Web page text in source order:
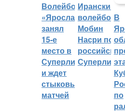
Волейбольный
«Ярославич»
занял
15-е
место в
Суперлиге
и ждет
стыковых
матчей
Иранский
волейболист
Мобин
Насри
российскую
Суперлигу
В
по